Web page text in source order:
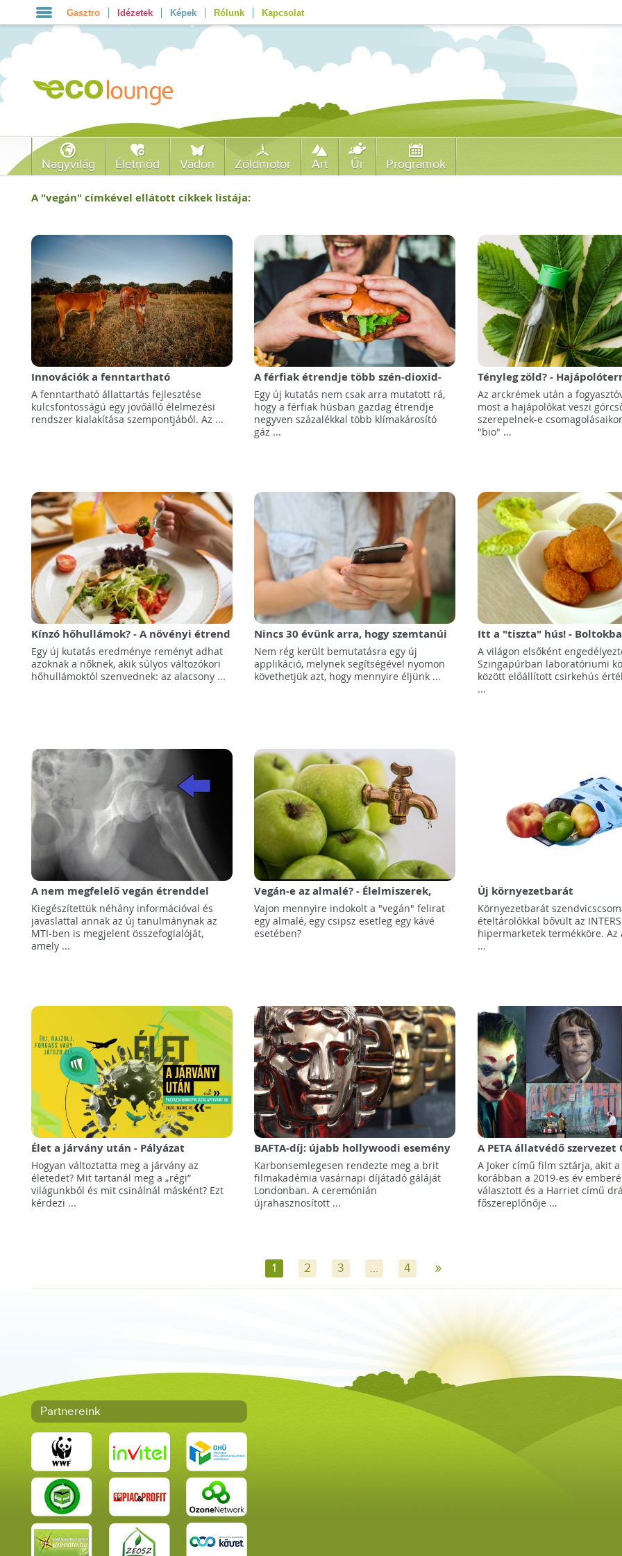
Gasztro Idézetek Képek Rólunk Kapcsolat
Nagyvilág Életmód Vadon Zöldmotor Art Űr Programok
A "vegán" címkével ellátott cikkek listája:
Innovációk a fenntartható
állattenyésztésben
A fenntartható állattartás fejlesztése
kulcsfontosságú egy jövőálló élelmezési
rendszer kialakítása szempontjából. Az ...
A férfiak étrendje több szén-dioxid-
kibocsátással jár?
Egy új kutatás nem csak arra mutatott rá,
hogy a férfiak húsban gazdag étrendje
negyven százalékkal több klímakárosító
gáz ...
Tényleg zöld? -
vizsgál a fogyasztóvédelem
Az arckrémek után a
most a hajápolókat veszi
szerepelnek-e
"bio" ...
Kínzó hőhullámok? - A növényi étrend
lehet a megoldás a menopauza
tüneteitől szenvedő nőknek
Egy új kutatás eredménye reményt adhat
azoknak a nőknek, akik súlyos változókori
hőhullámoktól szenvednek: az alacsony ...
Nincs 30 évünk arra, hogy szemtanúi
legyünk környezetünket romboló
szokásaink hatásainak
Nem rég került bemutatásra egy új
applikáció, melynek segítségével nyomon
követhetjük azt, hogy mennyire éljünk ...
Itt a "tiszta" hús! -
a világ első mesterséges
húskészítménye!
A világon elsőként
Szingapúrban laboratóriumi
között előállított csirkehús
...
A nem megfelelő vegán étrenddel
növekszik a csonttörések kockázata!
Kiegészítettük néhány információval és
javaslattal annak az új tanulmánynak az
MTI-ben is megjelent összefoglalóját,
amely ...
Vegán-e az almalé? - Élelmiszerek,
melyekről nem gondolnánk, hogy
tartalmazhatnak állati összetevőket
Vajon mennyire indokolt a "vegán" felirat
egy almalé, egy csipsz esetleg egy kávé
esetében?
Új környezetbarát
csomagolótermékek a
Környezetbarát
ételtárolókkal bővült az
hipermarketek termékköre. Az
...
Élet a járvány után - Pályázat
fiataloknak az Ökopolisz
szervezésében!
Hogyan változtatta meg a járvány az
életedet? Mit tartanál meg a „régi”
világunkból és mit csinálnál másként? Ezt
kérdezi ...
BAFTA-díj: újabb hollywoodi esemény
lett zöld!
Karbonsemlegesen rendezte meg a brit
filmakadémia vasárnapi díjátadó gáláját
Londonban. A ceremónián
újrahasznosított ...
A PETA állatvédő szervezet
díjjal tünteti ki Joaquin
Cynthia Erivót
A Joker című film sztárja, akit
korábban a 2019-es év
választott és a Harriet című
főszereplőnője ...
1 2 3 ... 4 »
Partnereink